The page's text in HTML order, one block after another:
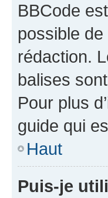
BBCode
possible
rédaction.
balises
Pour plus
guide qui
Haut
Puis-je